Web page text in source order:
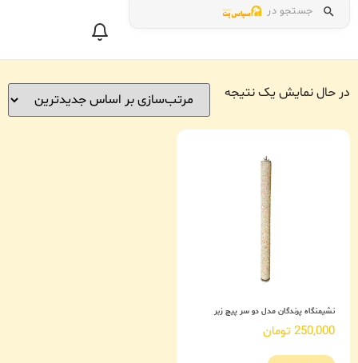
جستجو در
در حال نمایش یک نتیجه
نشیمنگاه پرندگان مدل دو سر پیچ زبر
250,000 تومان